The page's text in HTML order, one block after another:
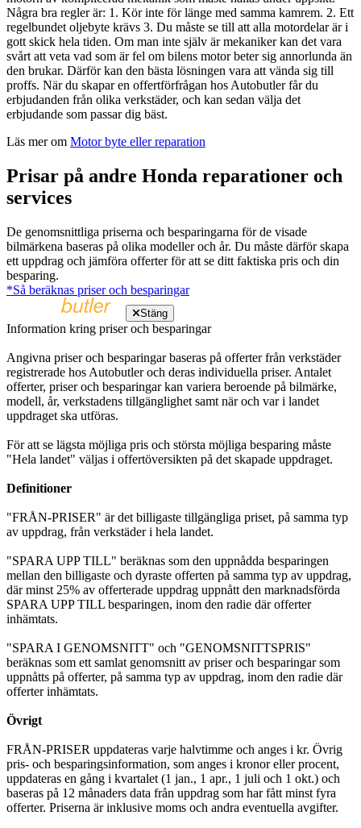
Några bra regler är: 1. Kör inte för länge med samma kamrem. 2. Ett
regelbundet oljebyte krävs 3. Du måste se till att alla motordelar är i
gott skick hela tiden. Om man inte själv är mekaniker kan det vara
svårt att veta vad som är fel om bilens motor beter sig annorlunda än
den brukar. Därför kan den bästa lösningen vara att vända sig till
proffs. När du skapar en offertförfrågan hos Autobutler får du
erbjudanden från olika verkstäder, och kan sedan välja det
erbjudande som passar dig bäst.
Läs mer om Motor byte eller reparation
Prisar på andre Honda reparationer och
services
De genomsnittliga priserna och besparingarna för de visade
bilmärkena baseras på olika modeller och år. Du måste därför skapa
ett uppdrag och jämföra offerter för att se ditt faktiska pris och din
besparing.
*Så beräknas priser och besparingar
Stäng
Information kring priser och besparingar
Angivna priser och besparingar baseras på offerter från verkstäder
registrerade hos Autobutler och deras individuella priser. Antalet
offerter, priser och besparingar kan variera beroende på bilmärke,
modell, år, verkstadens tillgänglighet samt när och var i landet
uppdraget ska utföras.
För att se lägsta möjliga pris och största möjliga besparing måste
"Hela landet" väljas i offertöversikten på det skapade uppdraget.
Definitioner
"FRÅN-PRISER" är det billigaste tillgängliga priset, på samma typ
av uppdrag, från verkstäder i hela landet.
"SPARA UPP TILL" beräknas som den uppnådda besparingen
mellan den billigaste och dyraste offerten på samma typ av uppdrag,
där minst 25% av offerterade uppdrag uppnått den marknadsförda
SPARA UPP TILL besparingen, inom den radie där offerter
inhämtats.
"SPARA I GENOMSNITT" och "GENOMSNITTSPRIS"
beräknas som ett samlat genomsnitt av priser och besparingar som
uppnåtts på offerter, på samma typ av uppdrag, inom den radie där
offerter inhämtats.
Övrigt
FRÅN-PRISER uppdateras varje halvtimme och anges i kr. Övrig
pris- och besparingsinformation, som anges i kronor eller procent,
uppdateras en gång i kvartalet (1 jan., 1 apr., 1 juli och 1 okt.) och
baseras på 12 månaders data från uppdrag som har fått minst fyra
offerter. Priserna är inklusive moms och andra eventuella avgifter.